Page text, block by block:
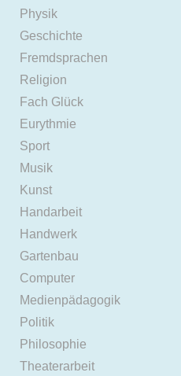
Physik
Geschichte
Fremdsprachen
Religion
Fach Glück
Eurythmie
Sport
Musik
Kunst
Handarbeit
Handwerk
Gartenbau
Computer
Medienpädagogik
Politik
Philosophie
Theaterarbeit